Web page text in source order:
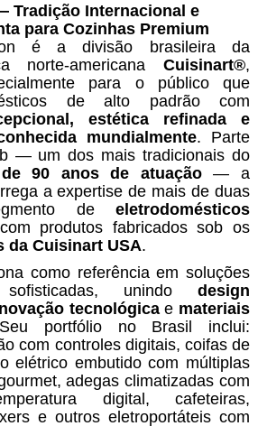
Tradição Internacional e
para Cozinhas Premium
é a divisão brasileira da
norte-americanaCuisinart®,
para o público que
de alto padrão com
estética refinada e
mundialmente. Parte
— um dos mais tradicionais do
90 anos de atuação— a
a expertise de mais de duas
deeletrodomésticos
produtos fabricados sob os
da Cuisinart USA.
como referência em soluções
unindodesign
tecnológicae materiais
portfólio no Brasil inclui:
com controles digitais, coifas de
elétrico embutido com múltiplas
adegas climatizadas com
digital, cafeteiras,
e outros eletroportáteis com